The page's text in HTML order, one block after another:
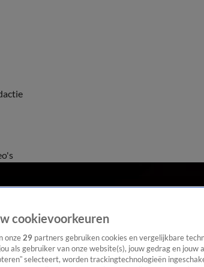
cookievoorkeuren
onze 29 partners gebruiken cookies en vergelijkbare
als gebruiker van onze website(s), jouw gedrag en jouw
selecteert, worden trackingtechnologieën